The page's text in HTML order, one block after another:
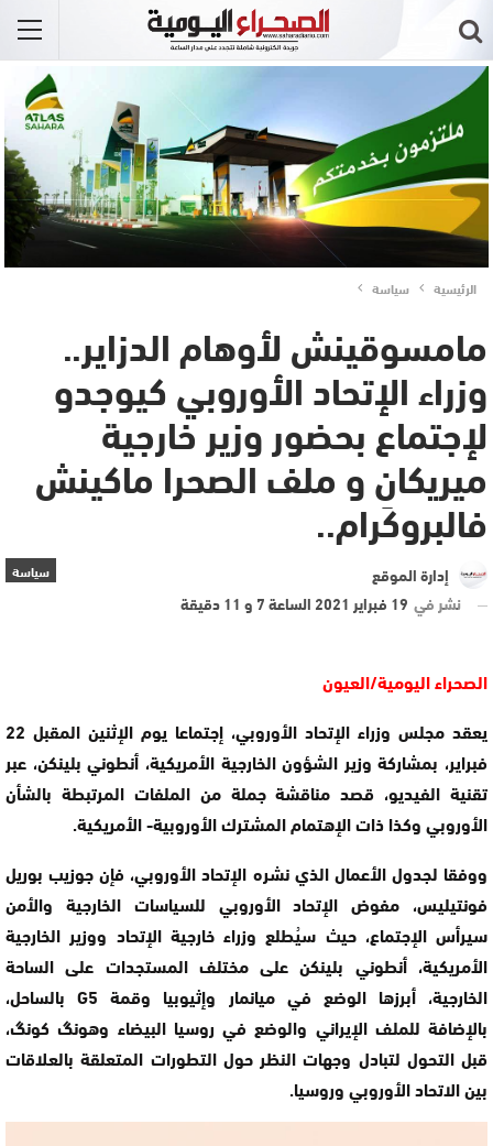
الرئيسية سياسة
مامسوقينش لأوهام الدزاير..
وزراء الإتحاد الأوروبي كيوجدو
لإجتماع بحضور وزير خارجية
ميريكان و ملف الصحرا ماكينش
فالبروكَرام..
سياسة
إدارة الموقع
نشر في 19 فبراير 2021 الساعة 7 و 11 دقيقة
الصحراء اليومية/العيون
يعقد مجلس وزراء الإتحاد الأوروبي، إجتماعا يوم الإثنين المقبل 22
فبراير، بمشاركة وزير الشؤون الخارجية الأمريكية، أنطوني بلينكن، عبر
تقنية الفيديو، قصد مناقشة جملة من الملفات المرتبطة بالشأن
الأوروبي وكذا ذات الإهتمام المشترك الأوروبية- الأمريكية.
ووفقا لجدول الأعمال الذي نشره الإتحاد الأوروبي، فإن جوزيب بوريل
فونتيليس، مفوض الإتحاد الأوروبي للسياسات الخارجية والأمن
سيرأس الإجتماع، حيث سيُطلع وزراء خارجية الإتحاد ووزير الخارجية
الأمريكية، أنطوني بلينكن على مختلف المستجدات على الساحة
الخارجية، أبرزها الوضع في ميانمار وإثيوبيا وقمة G5 بالساحل،
بالإضافة للملف الإيراني والوضع في روسيا البيضاء وهونگ كونگ،
قبل التحول لتبادل وجهات النظر حول التطورات المتعلقة بالعلاقات
بين الاتحاد الأوروبي وروسيا.